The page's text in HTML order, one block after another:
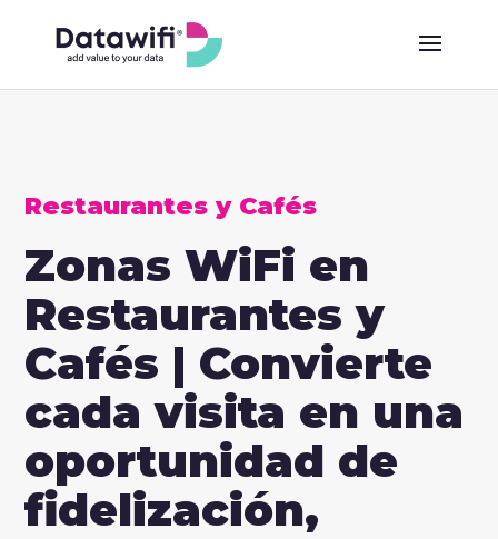
Restaurantes y Cafés
Zonas WiFi en
Restaurantes y
Cafés | Convierte
cada visita en una
oportunidad de
fidelización,